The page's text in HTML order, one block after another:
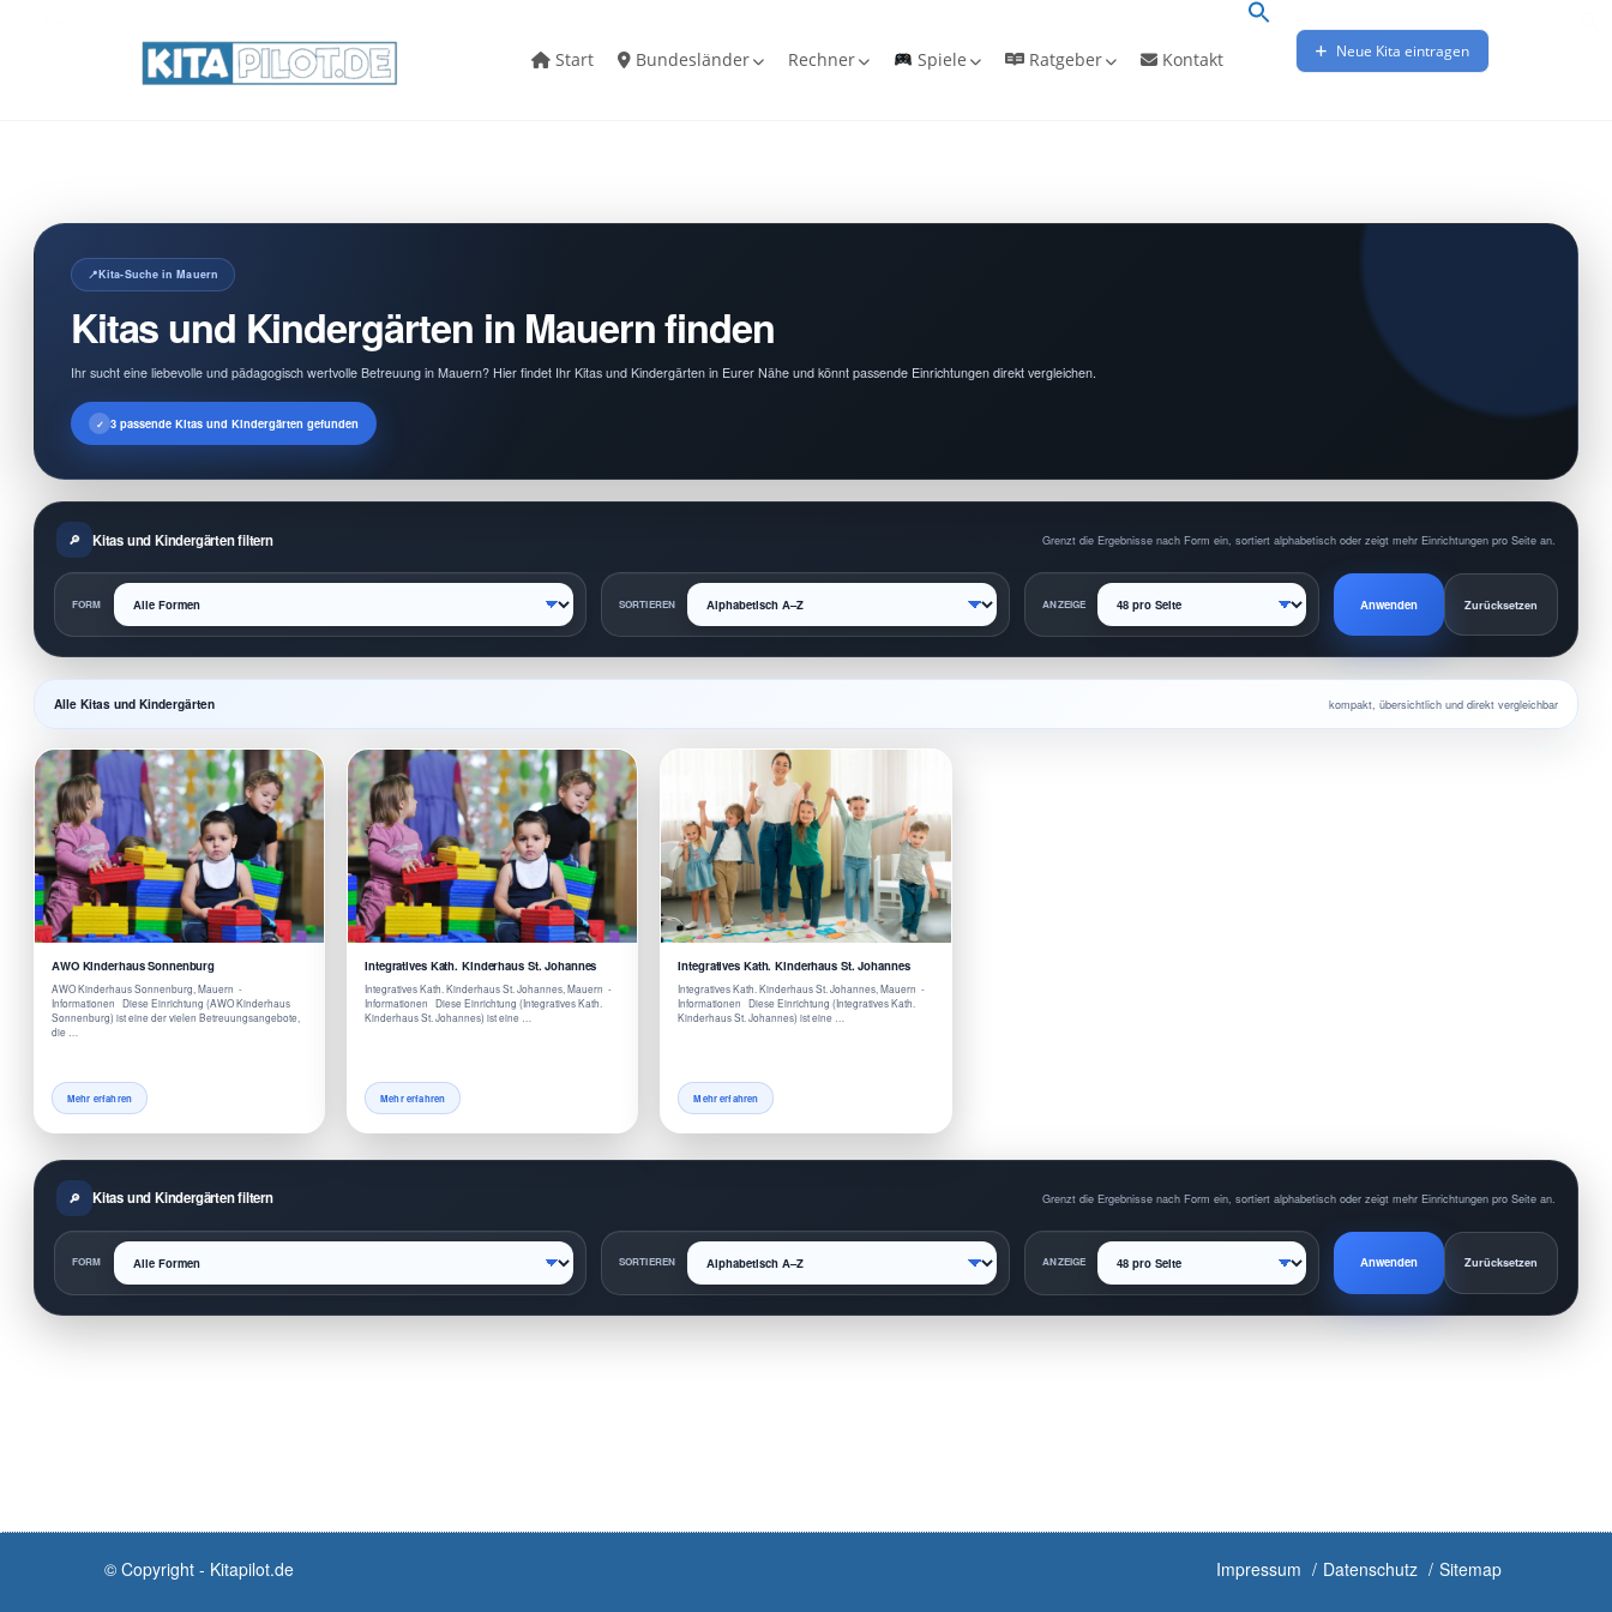
Start Bundesländer Rechner Spiele Ratgeber Kontakt Neue Kita eintragen
Kita-Suche in Mauern
Kitas und Kindergärten in Mauern finden
Ihr sucht eine liebevolle und pädagogisch wertvolle Betreuung in Mauern? Hier findet Ihr Kitas und Kindergärten in Eurer Nähe und könnt passende Einrichtungen direkt vergleichen.
3 passende Kitas und Kindergärten gefunden
Kitas und Kindergärten filtern Grenzt die Ergebnisse nach Form ein, sortiert alphabetisch oder zeigt mehr Einrichtungen pro Seite an.
FORM SORTIEREN ANZEIGE Anwenden Zurücksetzen
Alle Kitas und Kindergärten kompakt, übersichtlich und direkt vergleichbar
AWO Kinderhaus Sonnenburg
AWO Kinderhaus Sonnenburg, Mauern -
Informationen Diese Einrichtung (AWO Kinderhaus
Sonnenburg) ist eine der vielen Betreuungsangebote,
die …
Mehr erfahren
Integratives Kath. Kinderhaus St. Johannes
Integratives Kath. Kinderhaus St. Johannes, Mauern -
Informationen Diese Einrichtung (Integratives Kath.
Kinderhaus St. Johannes) ist eine …
Mehr erfahren
Integratives Kath. Kinderhaus St. Johannes
Integratives Kath. Kinderhaus St. Johannes, Mauern -
Informationen Diese Einrichtung (Integratives Kath.
Kinderhaus St. Johannes) ist eine …
Mehr erfahren
Kitas und Kindergärten filtern Grenzt die Ergebnisse nach Form ein, sortiert alphabetisch oder zeigt mehr Einrichtungen pro Seite an.
FORM SORTIEREN ANZEIGE Anwenden Zurücksetzen
© Copyright - Kitapilot.de Impressum Datenschutz Sitemap